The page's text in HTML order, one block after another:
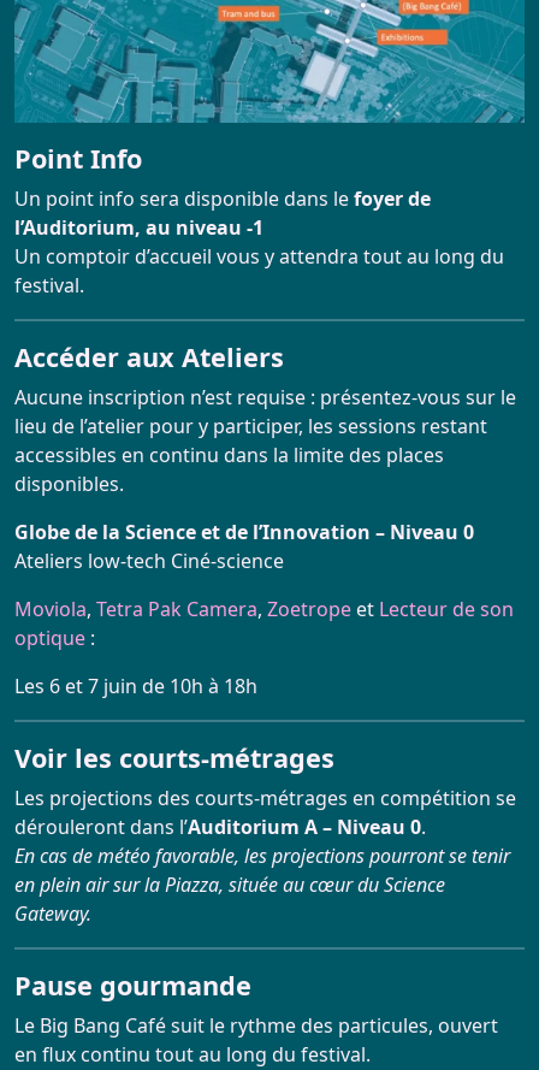
Point Info
Un point info sera disponible dans lefoyer de
l’Auditorium, au niveau -1
Un comptoir d’accueil vous y attendra tout au long du
festival.
Accéder aux Ateliers
Aucune inscription n’est requise : présentez-vous sur le
lieu de l’atelier pour y participer, les sessions restant
accessibles en continu dans la limite des places
disponibles.
Globe de la Science et de l’Innovation – Niveau 0
Ateliers low-tech Ciné-science
Moviola, Tetra Pak Camera, Zoetropeet Lecteur de son
optique :
Les 6 et 7 juin de 10h à 18h
Voir les courts-métrages
Les projections des courts-métrages en compétition se
dérouleront dans l’Auditorium A – Niveau 0.
En cas de météo favorable, les projections pourront se tenir
en plein air sur la Piazza, située au cœur du Science
Gateway.
Pause gourmande
Le Big Bang Café suit le rythme des particules, ouvert
en flux continu tout au long du festival.